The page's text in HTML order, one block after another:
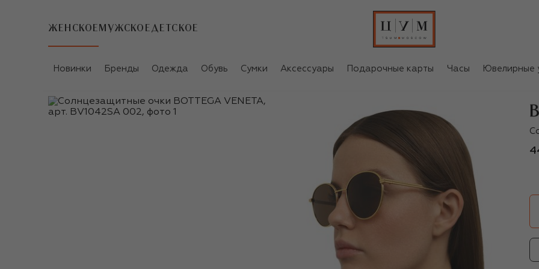
ЖЕНСКОЕ МУЖСКОЕ ДЕТСКОЕ
Новинки Бренды Одежда Обувь Сумки Аксессуары Подарочные карты Часы Ювелирные